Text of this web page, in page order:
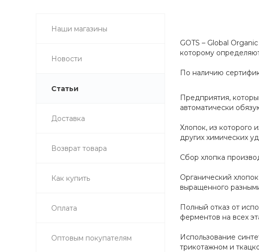
Наши магазины
Новости
Статьи
Доставка
Возврат товара
Как купить
Оплата
Оптовым покупателям
GOTS – Global
которому
По наличию
Предприятия,
автоматически
Хлопок, из которого
других химических
Сбор хлопка
Органический
выращенного
Полный отказ от
ферментов на всех
Использование
трикотажном и